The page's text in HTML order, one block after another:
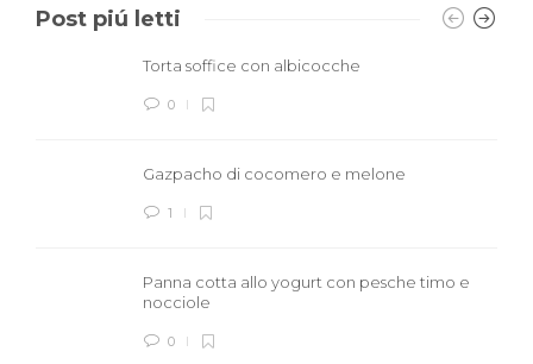
Post piú letti
Torta soffice con albicocche
0
Gazpacho di cocomero e melone
1
Panna cotta allo yogurt con pesche timo e
nocciole
0